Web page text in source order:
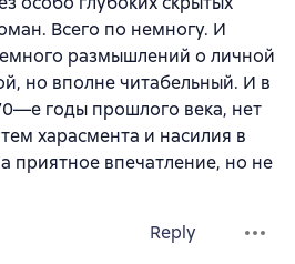
Всего по немногу. И
размышлений о личной
но вполне читабельный. И в
годы прошлого века, нет
харасмента и насилия в
приятное впечатление, но не
Reply